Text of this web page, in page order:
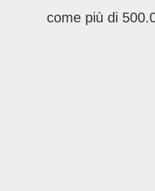
come più di